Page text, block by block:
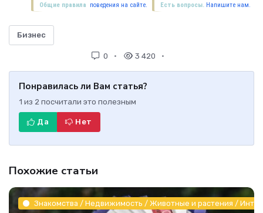
Есть вопросы. Напишите нам.
Общие правила поведения на сайте.
Бизнес
0 3 420
Понравилась ли Вам статья?
1 из 2 посчитали это полезным
Да Нет
Похожие статьи
Знакомства / Недвижимость / Животные и растения /